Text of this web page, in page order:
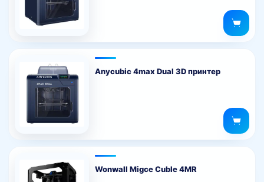
Anycubic 4max Dual 3D принтер
Wonwall Migce Cuble 4MR